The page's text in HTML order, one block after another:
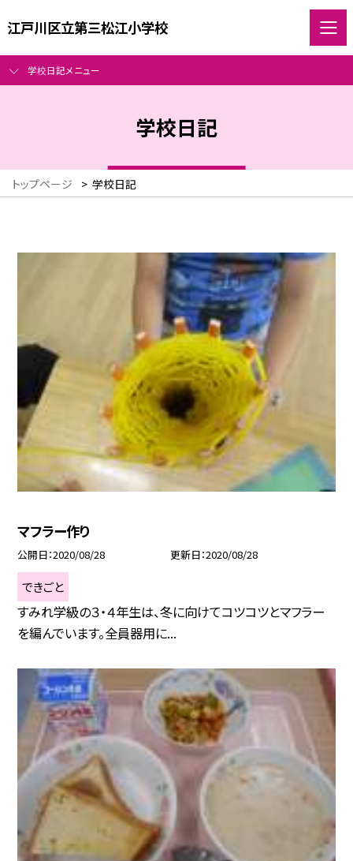
江戸川区立第三松江小学校
学校日記メニュー
学校日記
トップページ > 学校日記
マフラー作り
公開日 2020/08/28 更新日 2020/08/28
できごと
すみれ学級の３・４年生は、冬に向けてコツコツとマフラー
を編んでいます。全員器用に...